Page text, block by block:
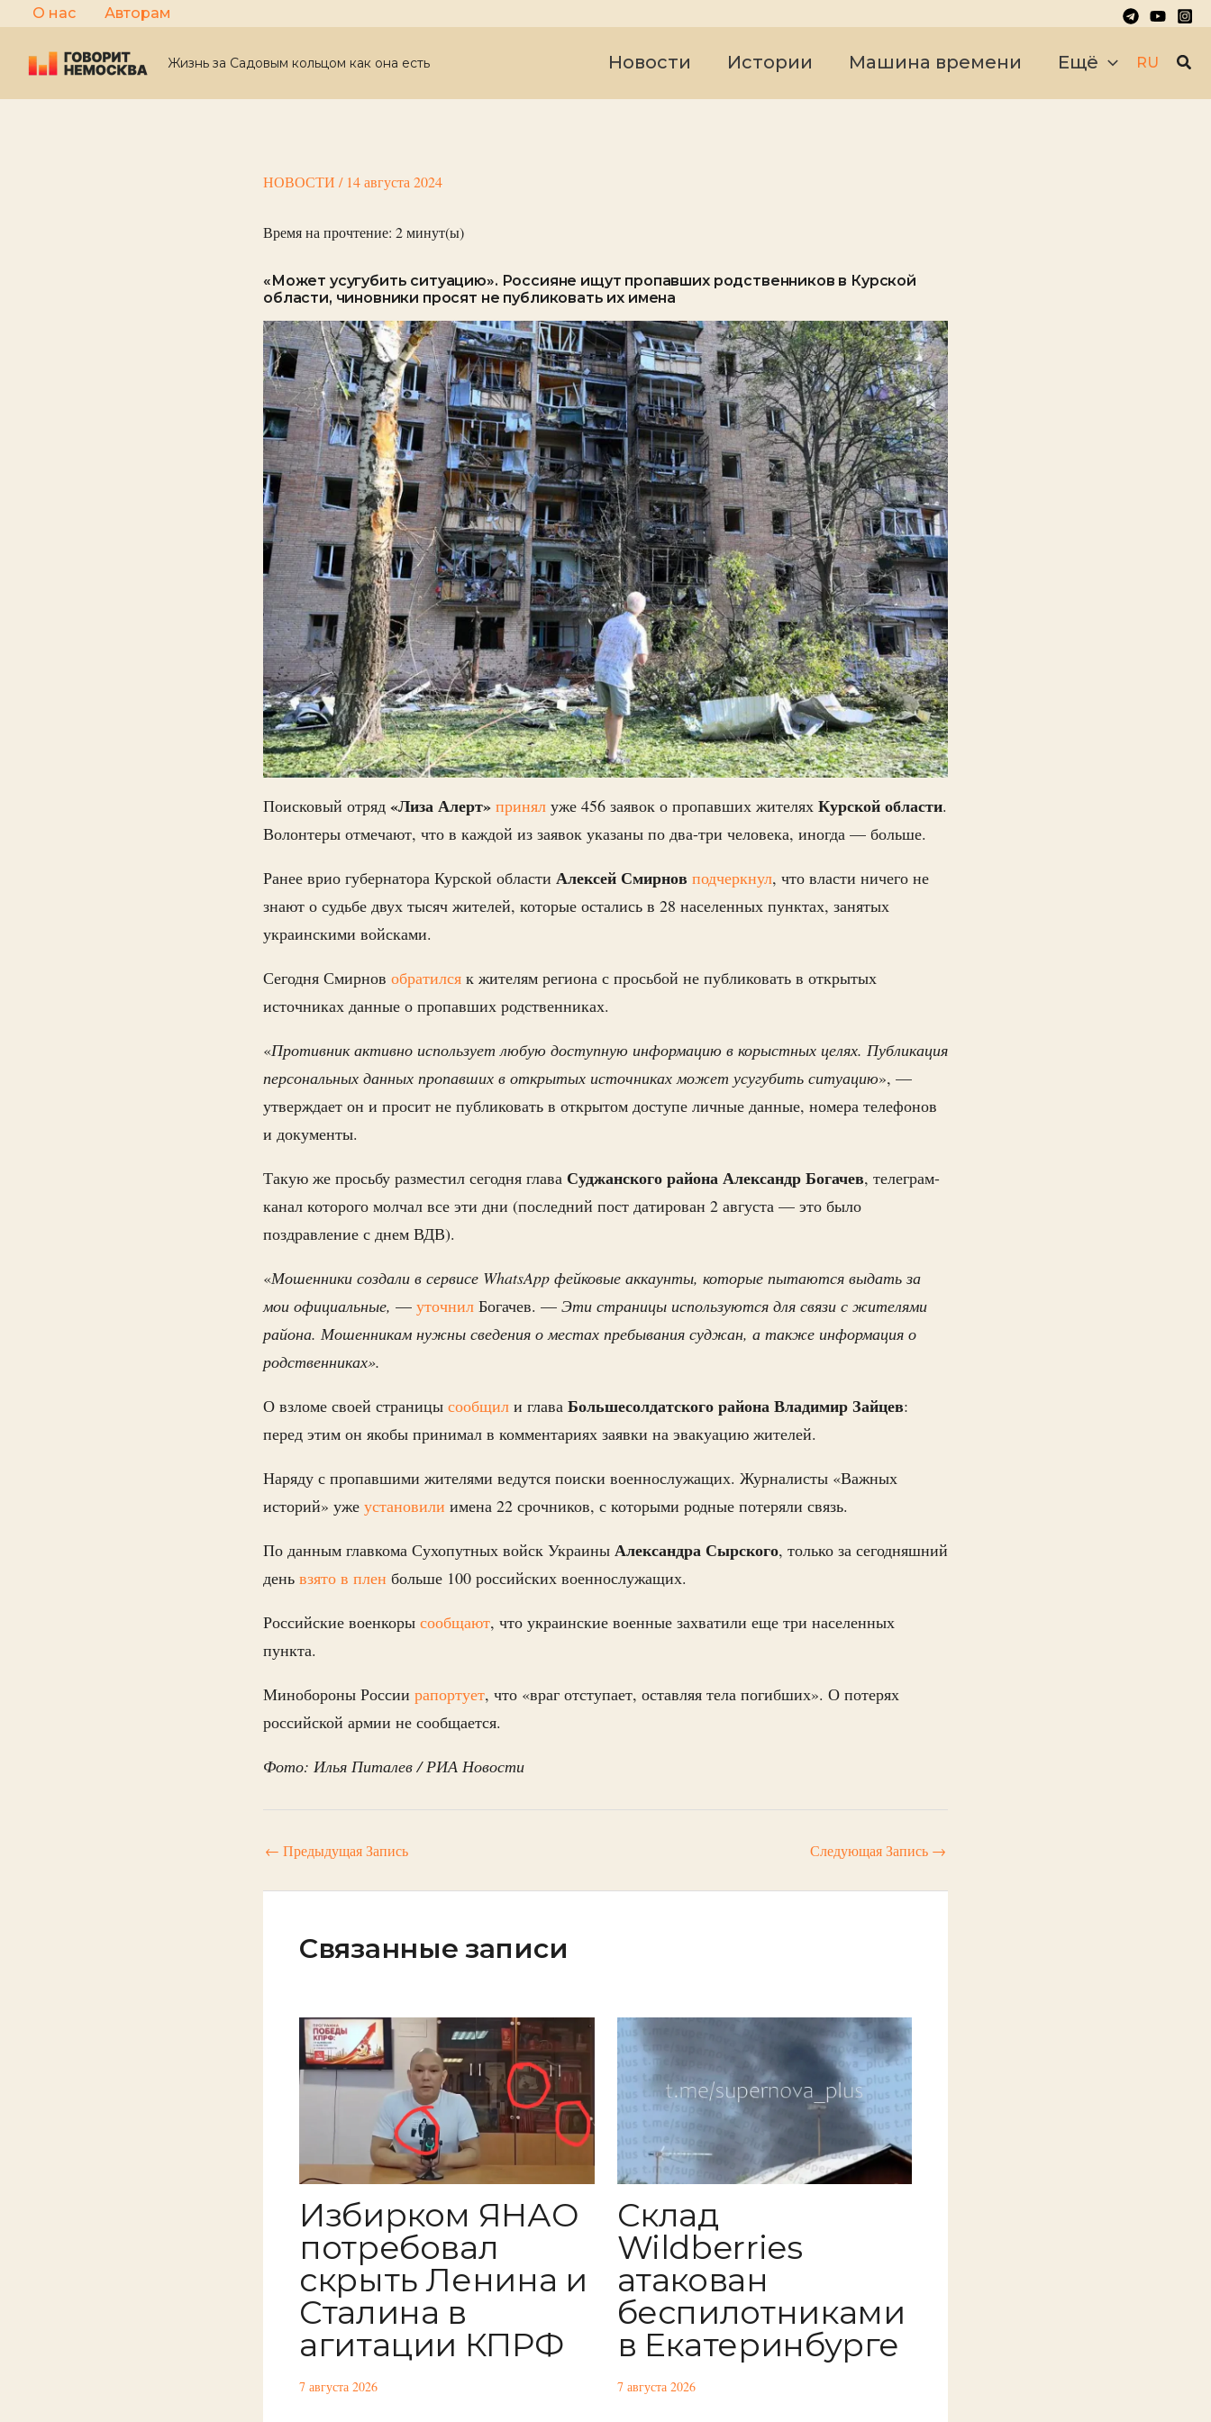
Перейти
к
содержимому
О нас Авторам
Жизнь за Садовым кольцом как она есть Новости Истории Машина времени Ещё RU
НОВОСТИ / 14 августа 2024
Время на прочтение: 2минут(ы)
«Может усугубить ситуацию». Россияне ищут пропавших родственников в Курской
области, чиновники просят не публиковать их имена
Поисковый отряд «Лиза Алерт» принял уже 456 заявок о пропавших жителях Курской области.
Волонтеры отмечают, что в каждой из заявок указаны по два-три человека, иногда — больше.
Ранее врио губернатора Курской области Алексей Смирнов подчеркнул, что власти ничего не
знают о судьбе двух тысяч жителей, которые остались в 28 населенных пунктах, занятых
украинскими войсками.
Сегодня Смирнов обратился к жителям региона с просьбой не публиковать в открытых
источниках данные о пропавших родственниках.
«Противник активно использует любую доступную информацию в корыстных целях. Публикация
персональных данных пропавших в открытых источниках может усугубить ситуацию», —
утверждает он и просит не публиковать в открытом доступе личные данные, номера телефонов
и документы.
Такую же просьбу разместил сегодня глава Суджанского района Александр Богачев, телеграм-
канал которого молчал все эти дни (последний пост датирован 2 августа — это было
поздравление с днем ВДВ).
«Мошенники создали в сервисе WhatsApp фейковые аккаунты, которые пытаются выдать за
мои официальные, — уточнил Богачев. — Эти страницы используются для связи с жителями
района. Мошенникам нужны сведения о местах пребывания суджан, а также информация о
родственниках».
О взломе своей страницы сообщил и глава Большесолдатского района Владимир Зайцев:
перед этим он якобы принимал в комментариях заявки на эвакуацию жителей.
Наряду с пропавшими жителями ведутся поиски военнослужащих. Журналисты «Важных
историй» уже установили имена 22 срочников, с которыми родные потеряли связь.
По данным главкома Сухопутных войск Украины Александра Сырского, только за сегодняшний
день взято в плен больше 100 российских военнослужащих.
Российские военкоры сообщают, что украинские военные захватили еще три населенных
пункта.
Минобороны России рапортует, что «враг отступает, оставляя тела погибших». О потерях
российской армии не сообщается.
Фото: Илья Питалев / РИА Новости
← Предыдущая Запись Следующая Запись →
Связанные записи
Избирком ЯНАО
потребовал
скрыть Ленина и
Сталина в
агитации КПРФ
7 августа 2026
Склад
Wildberries
атакован
беспилотниками
в Екатеринбурге
7 августа 2026